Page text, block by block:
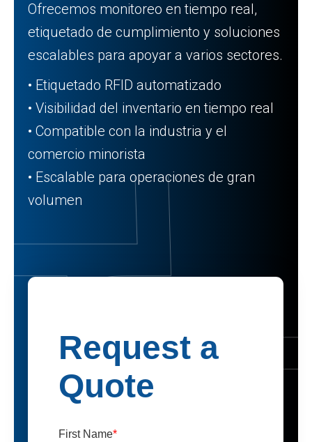
Ofrecemos monitoreo en tiempo real,
etiquetado de cumplimiento y soluciones
escalables para apoyar a varios sectores.
• Etiquetado RFID automatizado
• Visibilidad del inventario en tiempo real
• Compatible con la industria y el
comercio minorista
• Escalable para operaciones de gran
volumen